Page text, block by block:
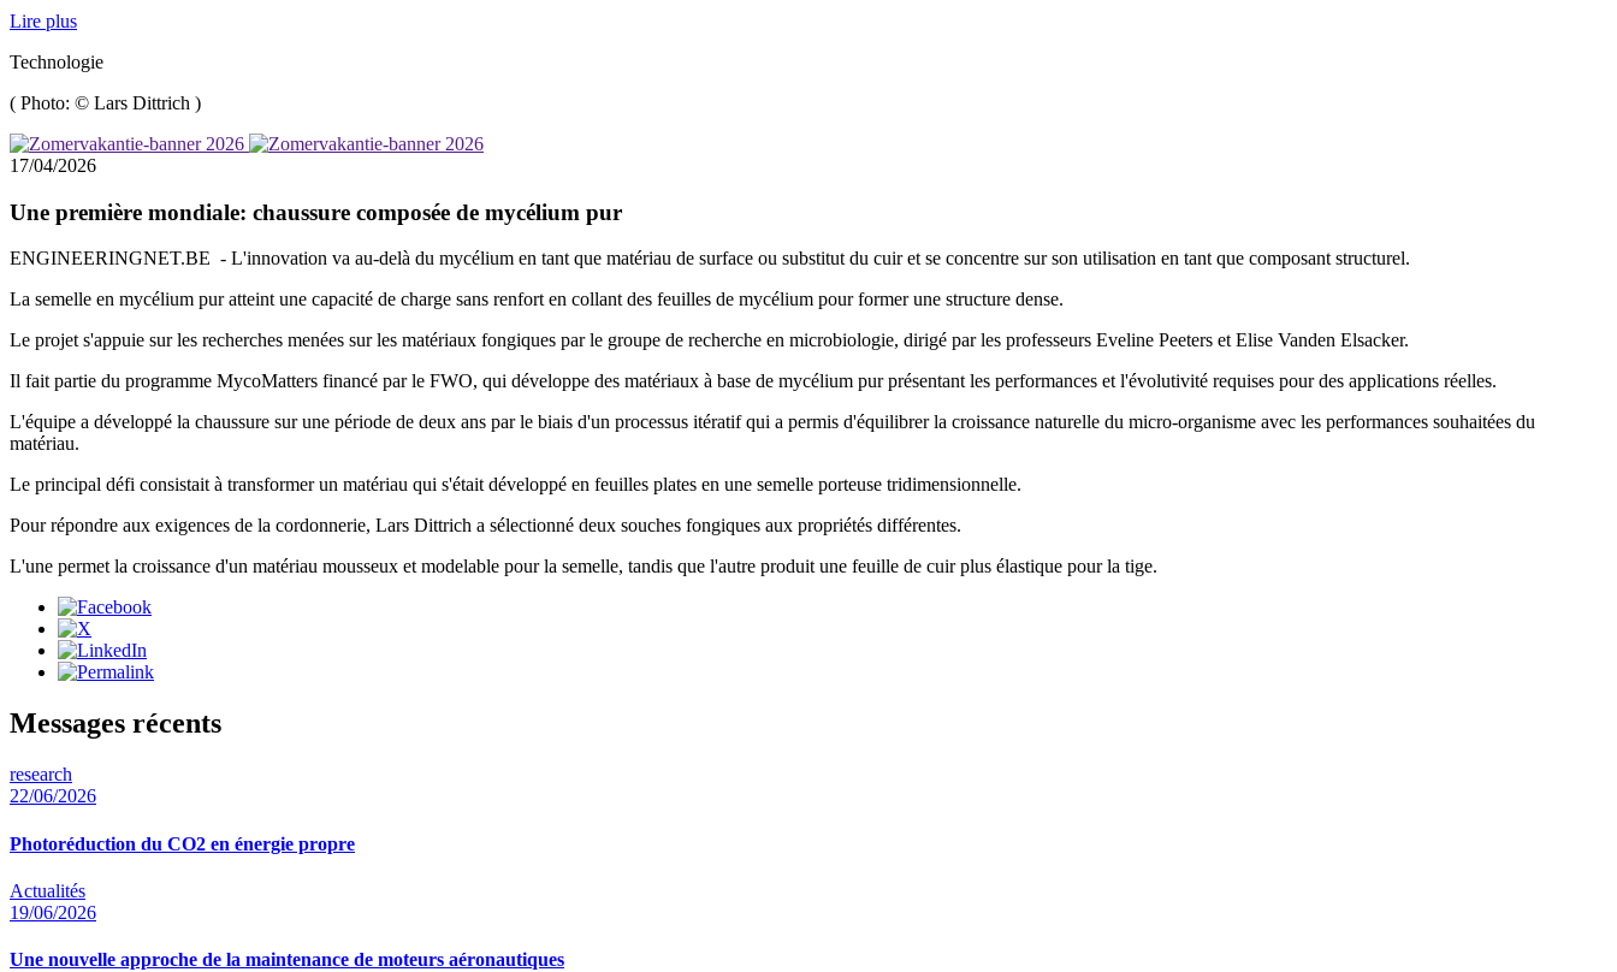
Lire plus
Technologie
( Photo: © Lars Dittrich )
17/04/2026
Une première mondiale: chaussure composée de mycélium pur
ENGINEERINGNET.BE - L'innovation va au-delà du mycélium en tant que matériau de surface ou substitut du cuir et se concentre sur son utilisation en tant que composant structurel.
La semelle en mycélium pur atteint une capacité de charge sans renfort en collant des feuilles de mycélium pour former une structure dense.
Le projet s'appuie sur les recherches menées sur les matériaux fongiques par le groupe de recherche en microbiologie, dirigé par les professeurs Eveline Peeters et Elise Vanden Elsacker.
Il fait partie du programme MycoMatters financé par le FWO, qui développe des matériaux à base de mycélium pur présentant les performances et l'évolutivité requises pour des applications réelles.
L'équipe a développé la chaussure sur une période de deux ans par le biais d'un processus itératif qui a permis d'équilibrer la croissance naturelle du micro-organisme avec les performances souhaitées du
matériau.
Le principal défi consistait à transformer un matériau qui s'était développé en feuilles plates en une semelle porteuse tridimensionnelle.
Pour répondre aux exigences de la cordonnerie, Lars Dittrich a sélectionné deux souches fongiques aux propriétés différentes.
L'une permet la croissance d'un matériau mousseux et modelable pour la semelle, tandis que l'autre produit une feuille de cuir plus élastique pour la tige.
Messages récents
research
22/06/2026
Photoréduction du CO2 en énergie propre
Actualités
19/06/2026
Une nouvelle approche de la maintenance de moteurs aéronautiques